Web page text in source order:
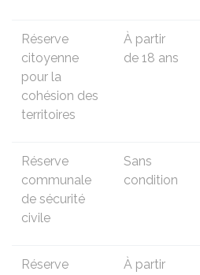
Réserve
citoyenne
pour la
cohésion des
territoires
À partir
de 18 ans
Réserve
communale
de sécurité
civile
Sans
condition
Réserve
À partir